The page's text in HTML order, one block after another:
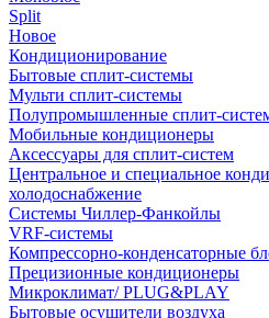
Split
Новое
Кондиционирование
Бытовые сплит-системы
Мульти сплит-системы
Полупромышленные сплит-
Мобильные кондиционеры
Аксессуары для сплит-систем
Центральное и специальное
холодоснабжение
Системы Чиллер-Фанкойлы
VRF-системы
Компрессорно-конденсаторные
Прецизионные кондиционеры
Микроклимат/ PLUG&PLAY
Бытовые осушители воздуха